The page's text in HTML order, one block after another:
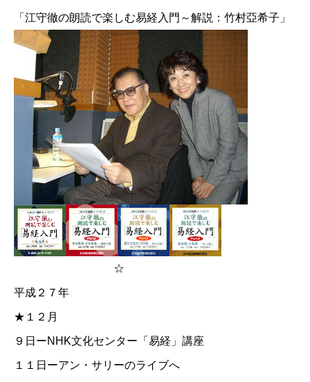
「江守徹の朗読で楽しむ易経入門～解説：竹村亞希子」
☆
平成２７年
★１２月
９日ーNHK文化センター「易経」講座
１１日ーアン・サリーのライブへ